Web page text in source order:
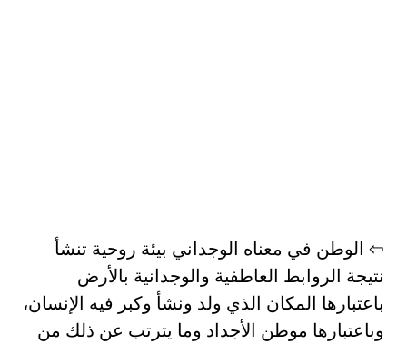
⇦ الوطن في معناه الوجداني بيئة روحية تنشأ
نتيجة الروابط العاطفية والوجدانية بالأرض
باعتبارها المكان الذي ولد ونشأ وكبر فيه الإنسان،
وباعتبارها موطن الأجداد وما يترتب عن ذلك من